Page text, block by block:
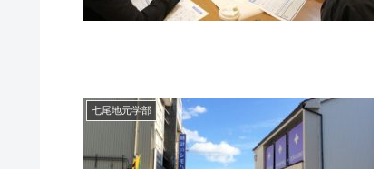
七尾地元学部